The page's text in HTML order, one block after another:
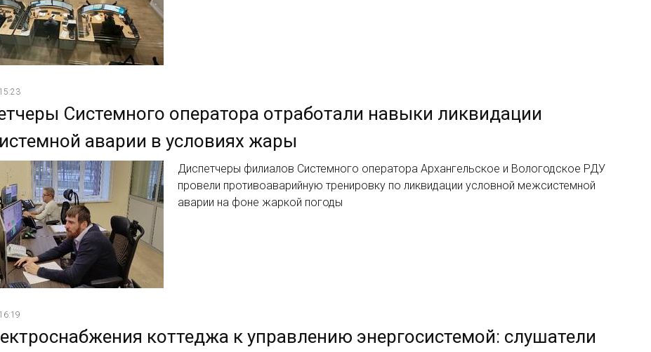
Системного оператора отработали навыки ликвидации
аварии в условиях жары
Диспетчеры филиалов Системного оператора Архангельское и Вологодское РДУ
провели противоаварийную тренировку по ликвидации условной межсистемной
аварии на фоне жаркой погоды
коттеджа к управлению энергосистемой: слушатели